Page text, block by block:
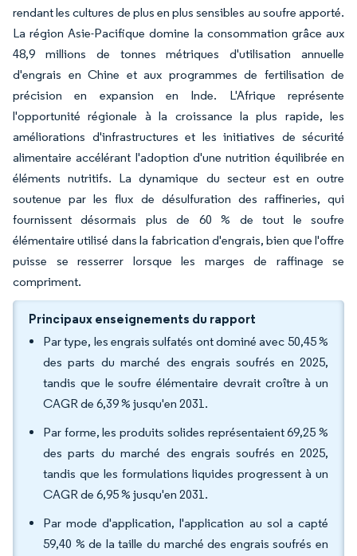
rendant les cultures de plus en plus sensibles au soufre apporté.
La région Asie-Pacifique domine la consommation grâce aux
48,9 millions de tonnes métriques d'utilisation annuelle
d'engrais en Chine et aux programmes de fertilisation de
précision en expansion en Inde. L'Afrique représente
l'opportunité régionale à la croissance la plus rapide, les
améliorations d'infrastructures et les initiatives de sécurité
alimentaire accélérant l'adoption d'une nutrition équilibrée en
éléments nutritifs. La dynamique du secteur est en outre
soutenue par les flux de désulfuration des raffineries, qui
fournissent désormais plus de 60 % de tout le soufre
élémentaire utilisé dans la fabrication d'engrais, bien que l'offre
puisse se resserrer lorsque les marges de raffinage se
compriment.
Principaux enseignements du rapport
Par type, les engrais sulfatés ont dominé avec 50,45 %
des parts du marché des engrais soufrés en 2025,
tandis que le soufre élémentaire devrait croître à un
CAGR de 6,39 % jusqu'en 2031.
Par forme, les produits solides représentaient 69,25 %
des parts du marché des engrais soufrés en 2025,
tandis que les formulations liquides progressent à un
CAGR de 6,95 % jusqu'en 2031.
Par mode d'application, l'application au sol a capté
59,40 % de la taille du marché des engrais soufrés en